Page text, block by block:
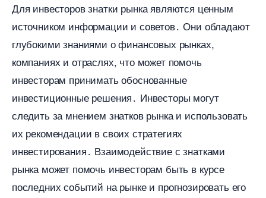
Для инвесторов знатки рынка являются ценным
источником информации и советов․ Они обладают
лубокими знаниями о финансовых рынках,
компаниях и отраслях, что может помочь
инвесторам принимать обоснованные
инвестиционные решения․ Инвесторы могут
следить за мнением знатков рынка и использовать
их рекомендации в своих стратегиях
инвестирования․ Взаимодействие с знатками
рынка может помочь инвесторам быть в курсе
последних событий на рынке и прогнозировать его